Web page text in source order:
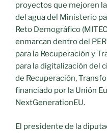
proyectos que mejoren
del agua del Ministerio
Reto Demográfico
enmarcan dentro del
para la Recuperación y
para la digitalización del
de Recuperación,
financiado por la Unión
NextGenerationEU.
El presidente de la